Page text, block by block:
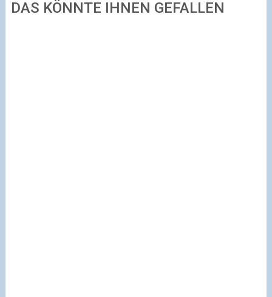
DAS KÖNNTE IHNEN GEFALLEN